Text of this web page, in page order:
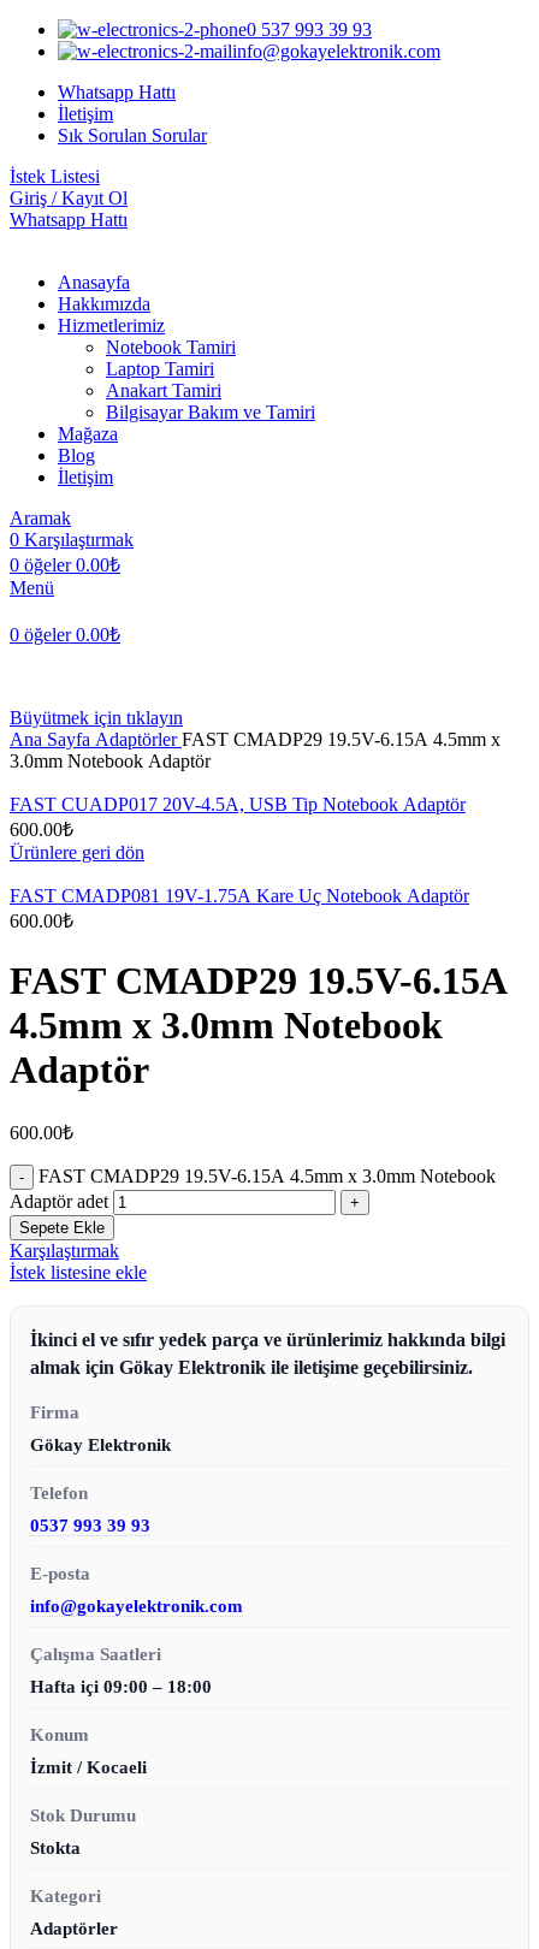
0 537 993 39 93
info@gokayelektronik.com
Whatsapp Hattı
İletişim
Sık Sorulan Sorular
İstek Listesi
Giriş / Kayıt Ol
Whatsapp Hattı
Anasayfa
Hakkımızda
Hizmetlerimiz
Notebook Tamiri
Laptop Tamiri
Anakart Tamiri
Bilgisayar Bakım ve Tamiri
Mağaza
Blog
İletişim
Aramak
0 Karşılaştırmak
0 öğeler 0.00₺
Menü
0 öğeler 0.00₺
Büyütmek için tıklayın
Ana Sayfa AdaptörlerFAST CMADP29 19.5V-6.15A 4.5mm x
3.0mm Notebook Adaptör
FAST CUADP017 20V-4.5A, USB Tip Notebook Adaptör
600.00₺
Ürünlere geri dön
FAST CMADP081 19V-1.75A Kare Uç Notebook Adaptör
600.00₺
FAST CMADP29 19.5V-6.15A
4.5mm x 3.0mm Notebook
Adaptör
600.00₺
FAST CMADP29 19.5V-6.15A 4.5mm x 3.0mm Notebook
Adaptör adet
Sepete Ekle
Karşılaştırmak
İstek listesine ekle
İkinci el ve sıfır yedek parça ve ürünlerimiz hakkında bilgi
almak için Gökay Elektronik ile iletişime geçebilirsiniz.
Firma
Gökay Elektronik
Telefon
0537 993 39 93
E-posta
info@gokayelektronik.com
Çalışma Saatleri
Hafta içi 09:00 – 18:00
Konum
İzmit / Kocaeli
Stok Durumu
Stokta
Kategori
Adaptörler